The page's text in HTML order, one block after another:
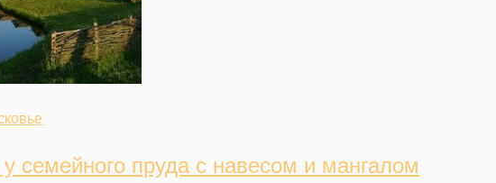
семейного пруда с навесом и мангалом